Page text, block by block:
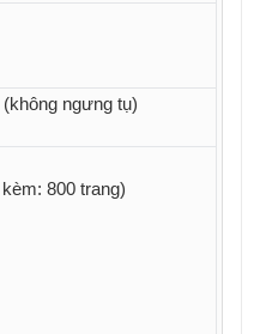
ngưng tụ)
800 trang)